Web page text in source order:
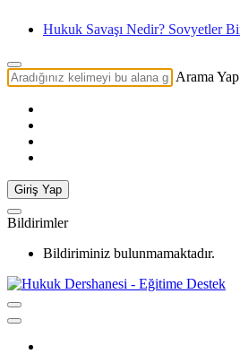
Kısaca Düşün
Arama Yap
Giriş Yap
Bildirimler
Bildiriminiz bulunmamaktadır.